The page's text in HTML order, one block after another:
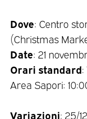
Dove: Centro
(Christmas
Date: 21
Orari standard
Area Sapori:
Variazioni: 25/